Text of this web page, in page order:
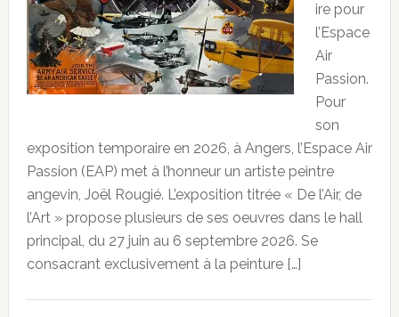
ire pour
l’Espace
Air
Passion.
Pour
son
exposition temporaire en 2026, à Angers, l’Espace Air
Passion (EAP) met à l’honneur un artiste peintre
angevin, Joël Rougié. L’exposition titrée « De l’Air, de
l’Art » propose plusieurs de ses oeuvres dans le hall
principal, du 27 juin au 6 septembre 2026. Se
consacrant exclusivement à la peinture […]